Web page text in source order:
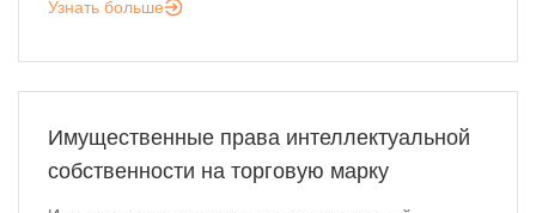
Узнать больше
Имущественные права интеллектуальной
собственности на торговую марку